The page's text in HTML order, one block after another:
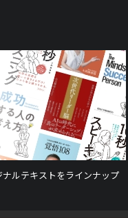
ルテキストをラインナップ